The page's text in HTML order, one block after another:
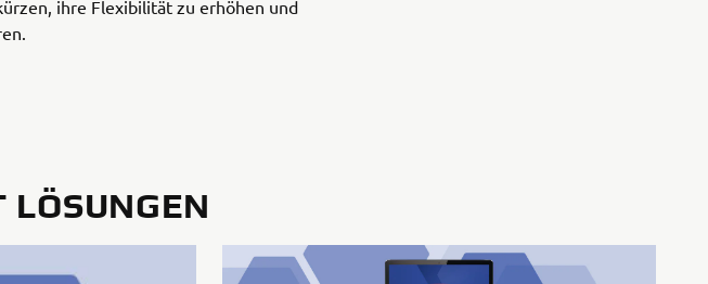
ihre Flexibilität zu erhöhen und
LÖSUNGEN